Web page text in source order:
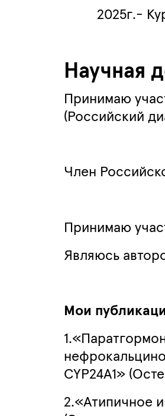
2025г.-
Научная
Принимаю
(Российский
Член
Принимаю
Являюсь
Мои
CYP24A1»
2.«Атипичное